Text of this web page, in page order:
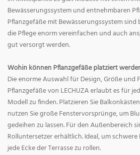
Bewässerungssystem und entnehmbaren
Pflanzgefäße mit Bewässerungssystem sind
die Pflege enorm vereinfachen und auch
gut versorgt werden.
Wohin können Pflanzgefäße platziert
Die enorme Auswahl für Design, Größe und
Pflanzgefäße von LECHUZA erlaubt es für
Modell zu finden. Platzieren Sie
nutzen Sie große Fenstervorsprünge, um
gedeihen zu lassen. Für den Außenbereich
Rolluntersetzer erhältlich. Ideal, um
jede Ecke der Terrasse zu rollen.